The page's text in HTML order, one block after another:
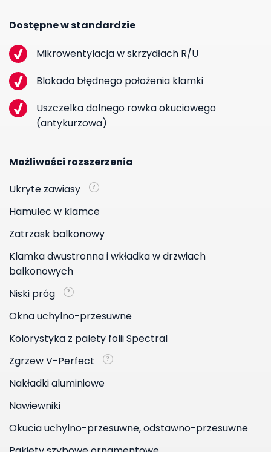
Dostępne w standardzie
Mikrowentylacja w skrzydłach R/U
Blokada błędnego położenia klamki
Uszczelka dolnego rowka okuciowego
(antykurzowa)
Możliwości rozszerzenia
Ukryte zawiasy
Hamulec w klamce
Zatrzask balkonowy
Klamka dwustronna i wkładka w drzwiach
balkonowych
Niski próg
Okna uchylno-przesuwne
Kolorystyka z palety folii Spectral
Zgrzew V-Perfect
Nakładki aluminiowe
Nawiewniki
Okucia uchylno-przesuwne, odstawno-przesuwne